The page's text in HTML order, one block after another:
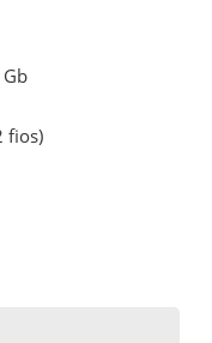
fios)